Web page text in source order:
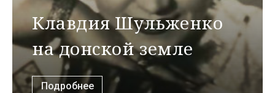
Клавдия Шульженко
на донской земле
Подробнее